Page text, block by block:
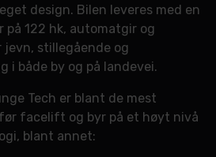
design. Bilen leveres med en
122 hk, automatgir og
stillegående og
i både by og på landevei.
Tech er blant de mest
facelift og byr på et høyt nivå
blant annet: